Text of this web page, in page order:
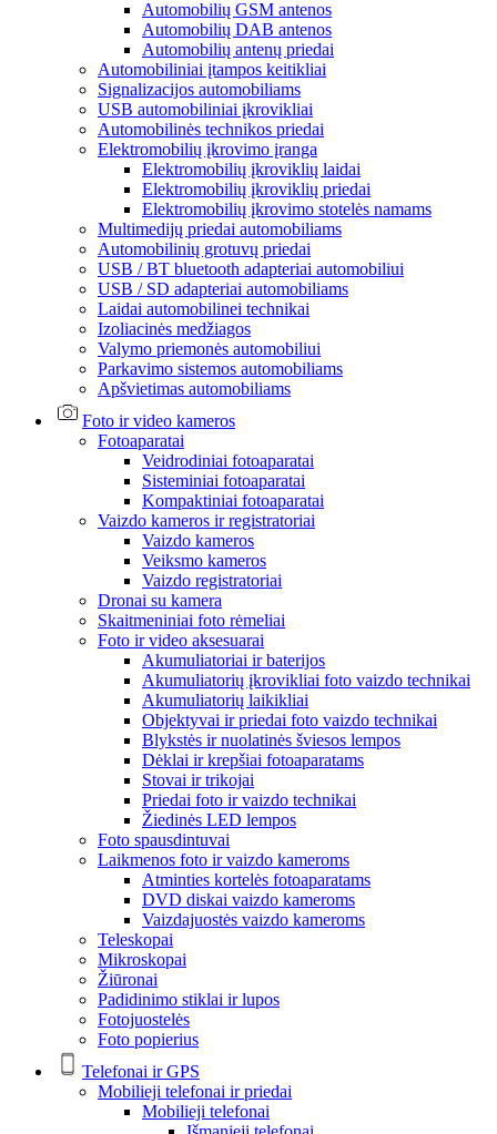
Automobilių GSM antenos
Automobilių DAB antenos
Automobilių antenų priedai
Automobiliniai įtampos keitikliai
Signalizacijos automobiliams
USB automobiliniai įkrovikliai
Automobilinės technikos priedai
Elektromobilių įkrovimo įranga
Elektromobilių įkroviklių laidai
Elektromobilių įkroviklių priedai
Elektromobilių įkrovimo stotelės namams
Multimedijų priedai automobiliams
Automobilinių grotuvų priedai
USB / BT bluetooth adapteriai automobiliui
USB / SD adapteriai automobiliams
Laidai automobilinei technikai
Izoliacinės medžiagos
Valymo priemonės automobiliui
Parkavimo sistemos automobiliams
Apšvietimas automobiliams
Foto ir video kameros
Fotoaparatai
Veidrodiniai fotoaparatai
Sisteminiai fotoaparatai
Kompaktiniai fotoaparatai
Vaizdo kameros ir registratoriai
Vaizdo kameros
Veiksmo kameros
Vaizdo registratoriai
Dronai su kamera
Skaitmeniniai foto rėmeliai
Foto ir video aksesuarai
Akumuliatoriai ir baterijos
Akumuliatorių įkrovikliai foto vaizdo technikai
Akumuliatorių laikikliai
Objektyvai ir priedai foto vaizdo technikai
Blykstės ir nuolatinės šviesos lempos
Dėklai ir krepšiai fotoaparatams
Stovai ir trikojai
Priedai foto ir vaizdo technikai
Žiedinės LED lempos
Foto spausdintuvai
Laikmenos foto ir vaizdo kameroms
Atminties kortelės fotoaparatams
DVD diskai vaizdo kameroms
Vaizdajuostės vaizdo kameroms
Teleskopai
Mikroskopai
Žiūronai
Padidinimo stiklai ir lupos
Fotojuostelės
Foto popierius
Telefonai ir GPS
Mobilieji telefonai ir priedai
Mobilieji telefonai